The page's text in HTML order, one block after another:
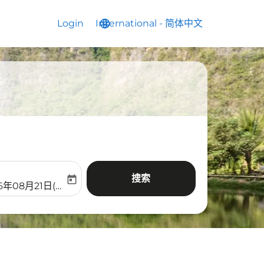
Login language
International - 简体中文
keyboard_arrow_down
label
return-date-aria-label
08月21日(周五)
today 搜索